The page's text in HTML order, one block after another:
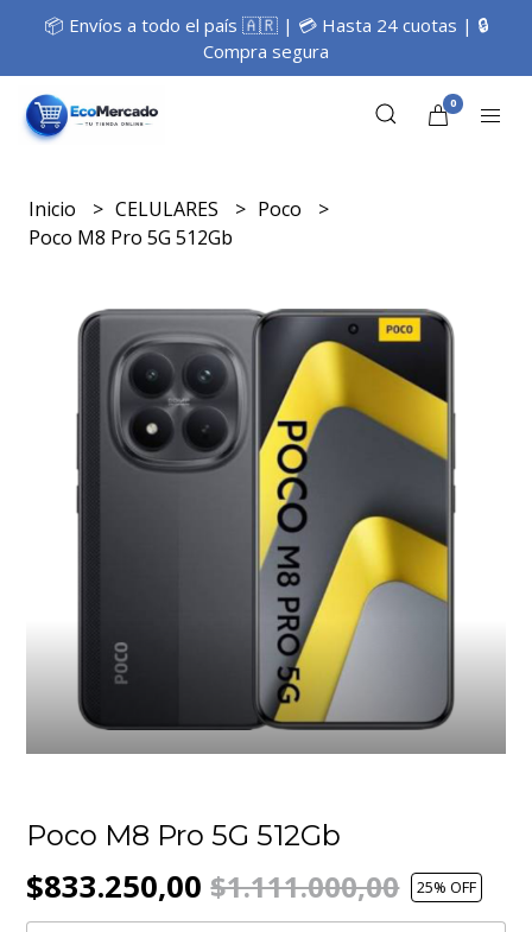
📦 Envíos a todo el país 🇦🇷 | 💳 Hasta 24 cuotas | 🔒
Compra segura
0
Inicio CELULARES
Poco
Poco M8 Pro 5G 512Gb
Poco M8 Pro 5G 512Gb
$833.250,00$1.111.000,00 25% OFF